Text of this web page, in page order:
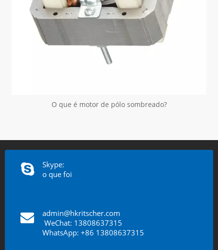
O que é motor de pólo sombreado?
Skype:
o que foi
admin@hkritscher.com
WeChat: 13808637315
WhatsApp: +86 13808637315